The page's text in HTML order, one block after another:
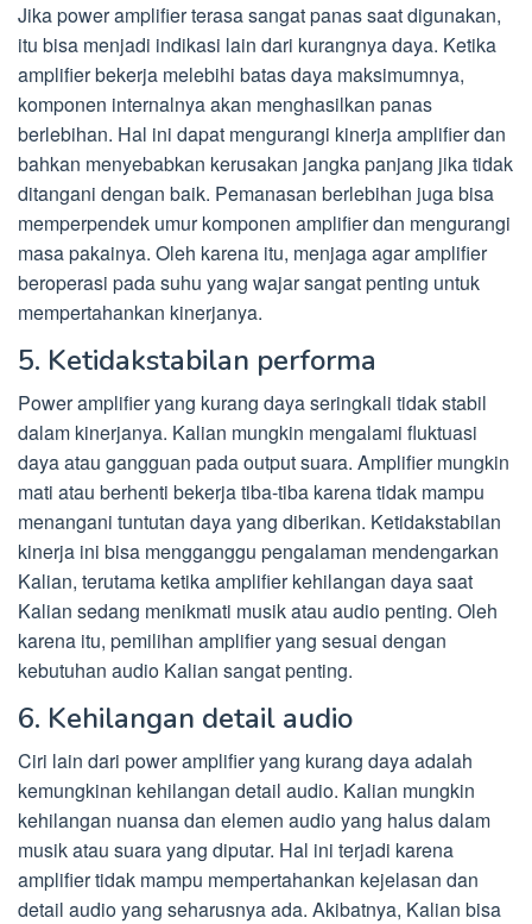
Jika power amplifier terasa sangat panas saat digunakan,
itu bisa menjadi indikasi lain dari kurangnya daya. Ketika
amplifier bekerja melebihi batas daya maksimumnya,
komponen internalnya akan menghasilkan panas
berlebihan. Hal ini dapat mengurangi kinerja amplifier dan
bahkan menyebabkan kerusakan jangka panjang jika tidak
ditangani dengan baik. Pemanasan berlebihan juga bisa
memperpendek umur komponen amplifier dan mengurangi
masa pakainya. Oleh karena itu, menjaga agar amplifier
beroperasi pada suhu yang wajar sangat penting untuk
mempertahankan kinerjanya.
5. Ketidakstabilan performa
Power amplifier yang kurang daya seringkali tidak stabil
dalam kinerjanya. Kalian mungkin mengalami fluktuasi
daya atau gangguan pada output suara. Amplifier mungkin
mati atau berhenti bekerja tiba-tiba karena tidak mampu
menangani tuntutan daya yang diberikan. Ketidakstabilan
kinerja ini bisa mengganggu pengalaman mendengarkan
Kalian, terutama ketika amplifier kehilangan daya saat
Kalian sedang menikmati musik atau audio penting. Oleh
karena itu, pemilihan amplifier yang sesuai dengan
kebutuhan audio Kalian sangat penting.
6. Kehilangan detail audio
Ciri lain dari power amplifier yang kurang daya adalah
kemungkinan kehilangan detail audio. Kalian mungkin
kehilangan nuansa dan elemen audio yang halus dalam
musik atau suara yang diputar. Hal ini terjadi karena
amplifier tidak mampu mempertahankan kejelasan dan
detail audio yang seharusnya ada. Akibatnya, Kalian bisa